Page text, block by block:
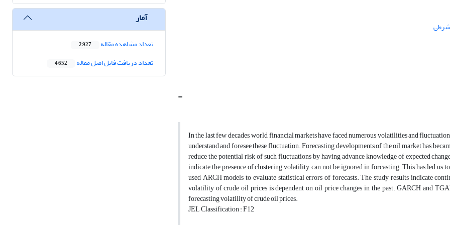
شرطی
-
In the last few decades, world financial markets have faced numerous volatilities and
understand and foresee these fluctuation. Forecasting developments of the oil market has
reduce the potential risk of such fluctuations by having advance knowledge of expected
indicate the presence of clustering volatility, can not be ignored in forcasting. This has led
used ARCH models to evaluate statistical errors of forecasts. The study results indicate
volatility of crude oil prices is dependent on oil price changes in the past. GARCH and
forecasting volatility of crude oil prices.
JEL Classification : F12
آمار
تعداد مشاهده مقاله 2,927
تعداد دریافت فایل اصل مقاله 4,652